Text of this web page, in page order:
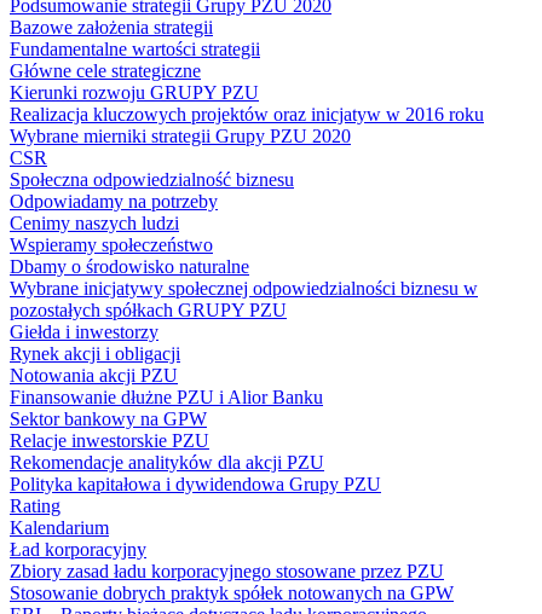
Podsumowanie strategii Grupy PZU 2020
Bazowe założenia strategii
Fundamentalne wartości strategii
Główne cele strategiczne
Kierunki rozwoju GRUPY PZU
Realizacja kluczowych projektów oraz inicjatyw w 2016 roku
Wybrane mierniki strategii Grupy PZU 2020
CSR
Społeczna odpowiedzialność biznesu
Odpowiadamy na potrzeby
Cenimy naszych ludzi
Wspieramy społeczeństwo
Dbamy o środowisko naturalne
Wybrane inicjatywy społecznej odpowiedzialności biznesu w
pozostałych spółkach GRUPY PZU
Giełda i inwestorzy
Rynek akcji i obligacji
Notowania akcji PZU
Finansowanie dłużne PZU i Alior Banku
Sektor bankowy na GPW
Relacje inwestorskie PZU
Rekomendacje analityków dla akcji PZU
Polityka kapitałowa i dywidendowa Grupy PZU
Rating
Kalendarium
Ład korporacyjny
Zbiory zasad ładu korporacyjnego stosowane przez PZU
Stosowanie dobrych praktyk spółek notowanych na GPW